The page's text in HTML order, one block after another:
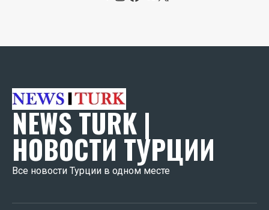
NEWS TURK |
НОВОСТИ ТУРЦИИ
Все новости Турции в одном месте